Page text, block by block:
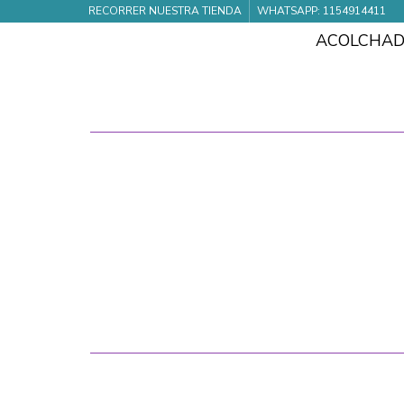
RECORRER NUESTRA TIENDA WHATSAPP: 1154914411